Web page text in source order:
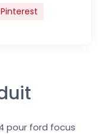
Pinterest
pour ford focus